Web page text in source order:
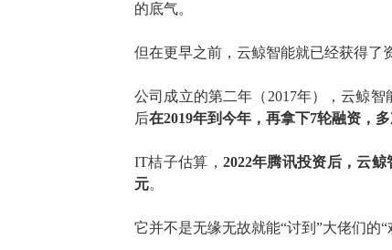
的底气。
但在更早之前，云鲸智能就已经获得了
公司成立的第二年（ 2017年），云鲸
后在2019年到今年，再拿下7轮融资，
IT桔子估算 ， 2022年腾讯投资后，云鲸
元。
它并不是无缘无故就能“讨到”大佬们的“